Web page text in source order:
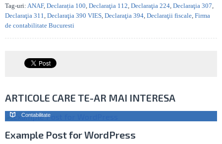
Tag-uri: ANAF, Declarația 100 Declaraţia 112 Declaraţia 224 Declaraţia 307
Declaraţia 311 Declaraţia 390 VIES Declaraţia 394 Declaraţii fiscale Firma
de contabilitate Bucuresti
ARTICOLE CARE TE-AR MAI INTERESA
Contabilitate
Example Post for WordPress